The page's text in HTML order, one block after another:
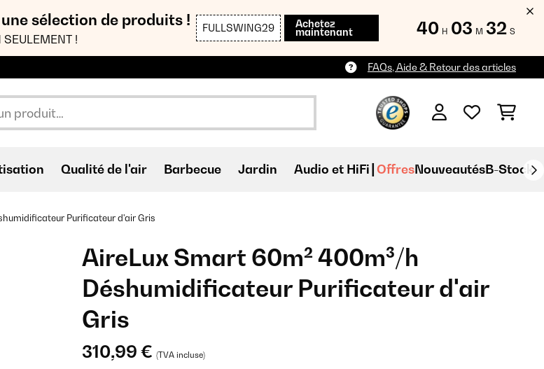
sélection de produits !
!
FULLSWING29 Achetez
maintenant 40 H 03 M 30 S
FAQs, Aide & Retour des articles
Qualité de l'air Barbecue Jardin Audio et HiFi OffresNouveautésB-Stock
Purificateur d'air Gris
AireLux Smart 60m² 400m³/h
Déshumidificateur Purificateur d'air
Gris
310,99 € (TVA incluse)